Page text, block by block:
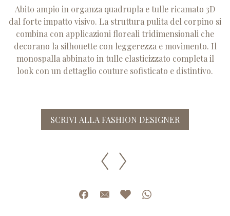
Abito ampio in organza quadrupla e tulle ricamato 3D
dal forte impatto visivo. La struttura pulita del corpino si
combina con applicazioni floreali tridimensionali che
decorano la silhouette con leggerezza e movimento. Il
monospalla abbinato in tulle elasticizzato completa il
look con un dettaglio couture sofisticato e distintivo.
SCRIVI ALLA FASHION DESIGNER